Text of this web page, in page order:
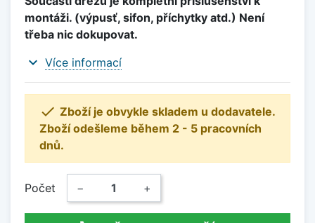
montáži. (výpusť, sifon, příchytky atd.) Není
třeba nic dokupovat.
expand_more Více informací
 Zboží je obvykle skladem u dodavatele.
Zboží odešleme během 2 - 5 pracovních
dnů.
Počet − +